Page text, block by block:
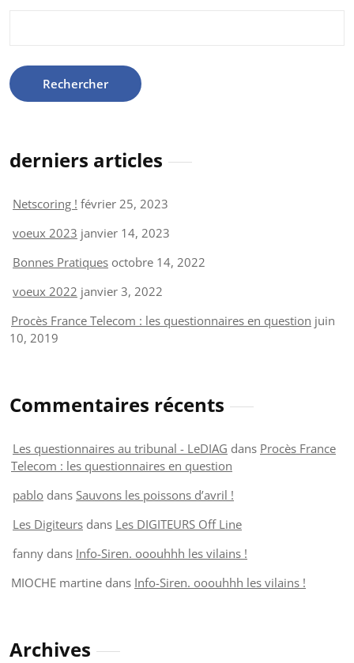
derniers articles
Netscoring ! février 25, 2023
voeux 2023 janvier 14, 2023
Bonnes Pratiques octobre 14, 2022
voeux 2022 janvier 3, 2022
Procès France Telecom : les questionnaires en question juin
10, 2019
Commentaires récents
Les questionnaires au tribunal - LeDIAG dans Procès France
Telecom : les questionnaires en question
pablo dans Sauvons les poissons d’avril !
Les Digiteurs dans Les DIGITEURS Off Line
fanny dans Info-Siren. ooouhhh les vilains !
MIOCHE martine dans Info-Siren. ooouhhh les vilains !
Archives